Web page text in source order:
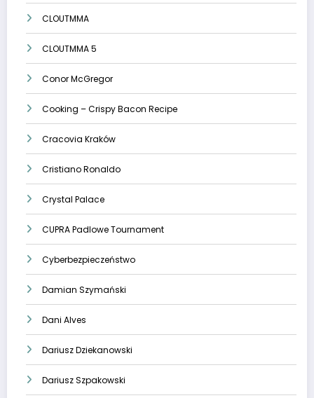
CLOUTMMA
CLOUTMMA 5
Conor McGregor
Cooking – Crispy Bacon Recipe
Cracovia Kraków
Cristiano Ronaldo
Crystal Palace
CUPRA Padlowe Tournament
Cyberbezpieczeństwo
Damian Szymański
Dani Alves
Dariusz Dziekanowski
Dariusz Szpakowski